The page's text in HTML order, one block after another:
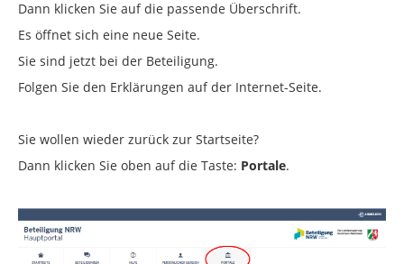
Dann klicken Sie auf die passende Überschrift.
Es öffnet sich eine neue Seite.
Sie sind jetzt bei der Beteiligung.
Folgen Sie den Erklärungen auf der Internet-Seite.
Sie wollen wieder zurück zur Startseite?
Dann klicken Sie oben auf die Taste: Portale.